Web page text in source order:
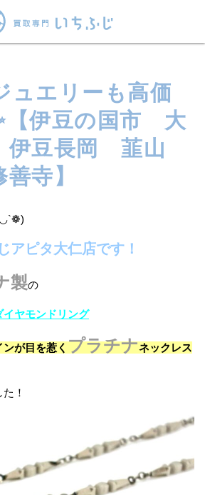
ュエリーも高価
【伊豆の国市 大
豆長岡 韮山
寺】
アピタ大仁店です！
製の
イヤモンドリング
が目を惹く プラチナネックレス
！